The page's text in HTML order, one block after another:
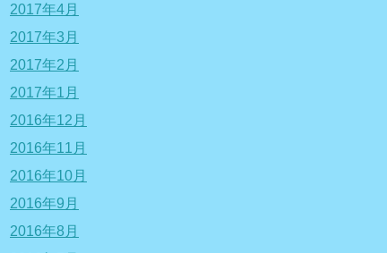
2017年4月
2017年3月
2017年2月
2017年1月
2016年12月
2016年11月
2016年10月
2016年9月
2016年8月